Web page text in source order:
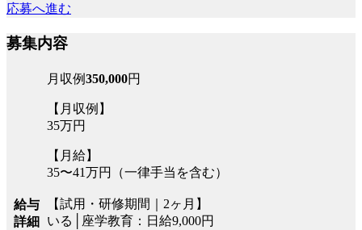
応募へ進む
募集内容
給与
詳細
月収例350,000円
【月収例】
35万円
【月給】
35〜41万円（一律手当を含む）
【試用・研修期間｜2ヶ月】
いる│座学教育：日給9,000円